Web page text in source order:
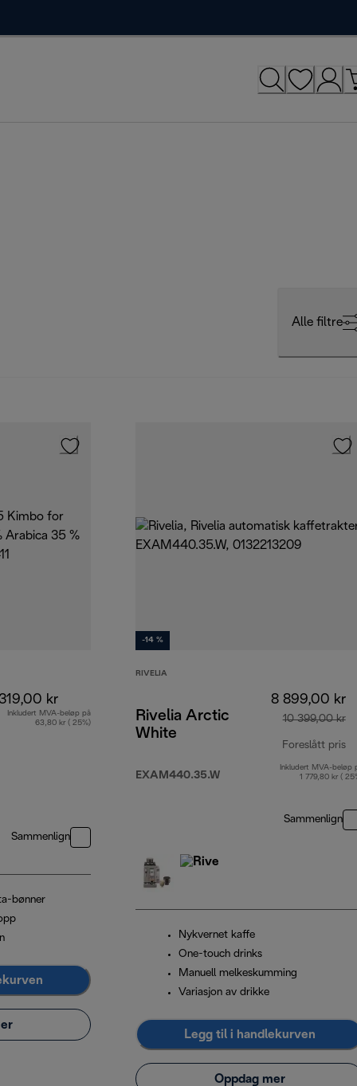
Alle filtre
kr
Inkludert MVA-beløp på
63,80 kr ( 25%)
Sammenlign
bønner
-14 %
RIVELIA
Rivelia Arctic
White
EXAM440.35.W
8 899,00 kr
10 399,00 kr
Foreslått pris
Inkludert MVA-beløp
1 779,80 kr (
Sammenlign
Nykvernet kaffe
One-touch drinks
Manuell melkeskumming
Variasjon av drikke
Legg til i handlekurven
Oppdag mer